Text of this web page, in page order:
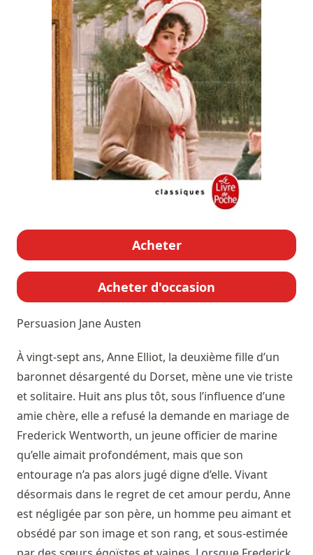
Acheter
Acheter d'occasion
Persuasion Jane Austen
À vingt-sept ans, Anne Elliot, la deuxième fille d’un
baronnet désargenté du Dorset, mène une vie triste
et solitaire. Huit ans plus tôt, sous l’influence d’une
amie chère, elle a refusé la demande en mariage de
Frederick Wentworth, un jeune officier de marine
qu’elle aimait profondément, mais que son
entourage n’a pas alors jugé digne d’elle. Vivant
désormais dans le regret de cet amour perdu, Anne
est négligée par son père, un homme peu aimant et
obsédé par son image et son rang, et sous-estimée